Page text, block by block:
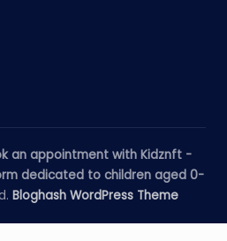
an appointment with Kidznft -
dedicated to children aged 0-
Bloghash WordPress Theme